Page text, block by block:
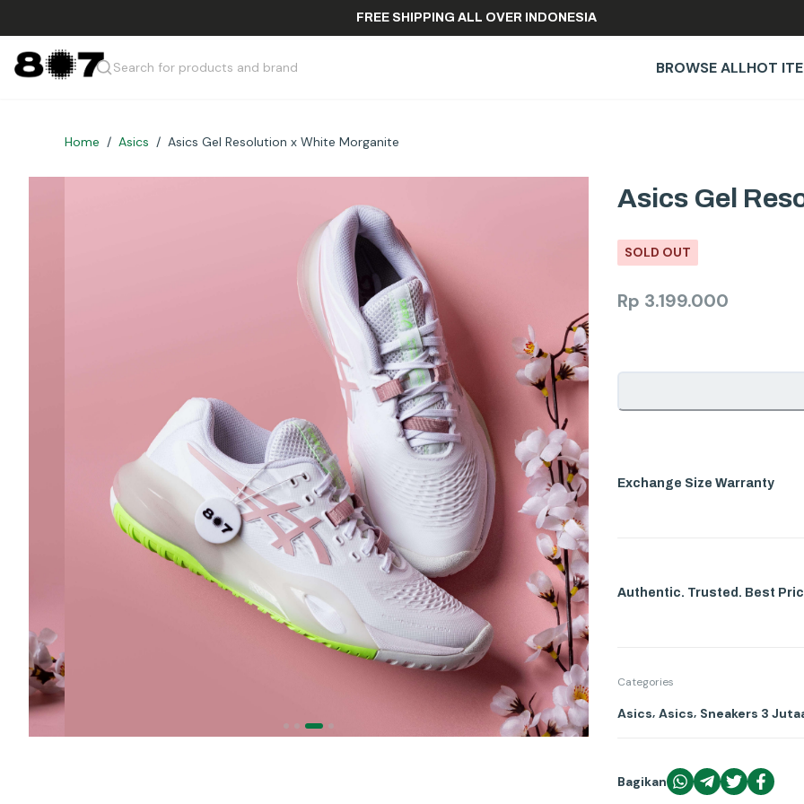
FREE SHIPPING ALL OVER INDONESIA
Search for products and brand BROWSE ALLHOT
Home / Asics / Asics Gel Resolution x White Morganite
Asics Gel
SOLD OUT
Rp 3.199.000
Exchange Size Warranty
Authentic. Trusted. Best
Categories
Asics, Asics, Sneakers 3
Bagikan